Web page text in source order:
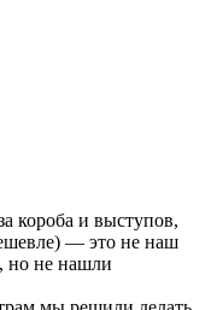
короба и выступов,
— это не наш
но не нашли